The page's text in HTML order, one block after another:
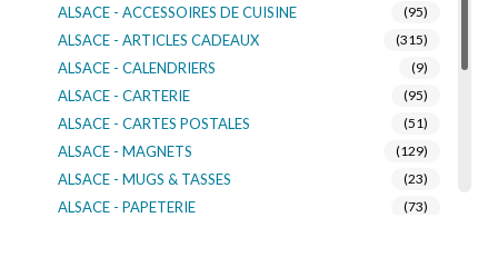
ALSACE - ACCESSOIRES DE CUISINE (95)
ALSACE - ARTICLES CADEAUX (315)
ALSACE - CALENDRIERS (9)
ALSACE - CARTERIE (95)
ALSACE - CARTES POSTALES (51)
ALSACE - MAGNETS (129)
ALSACE - MUGS & TASSES (23)
ALSACE - PAPETERIE (73)